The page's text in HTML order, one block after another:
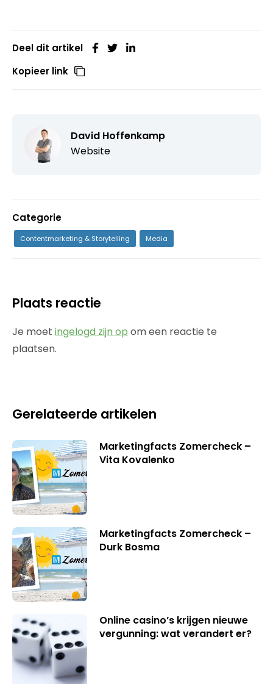
Deel dit artikel
Kopieer link
David Hoffenkamp
Website
Categorie
Contentmarketing & Storytelling Media
Plaats reactie
Je moet ingelogd zijn op om een reactie te
plaatsen.
Gerelateerde artikelen
Marketingfacts Zomercheck –
Vita Kovalenko
Marketingfacts Zomercheck –
Durk Bosma
Online casino’s krijgen nieuwe
vergunning: wat verandert er?